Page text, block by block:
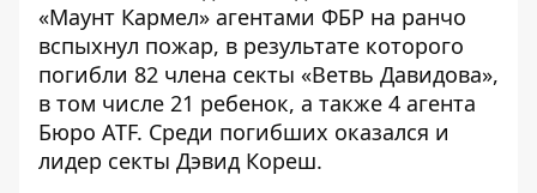
«Маунт Кармел» агентами ФБР на ранчо
вспыхнул пожар, в результате которого
погибли 82 члена секты «Ветвь Давидова»,
в том числе 21 ребенок, а также 4 агента
Бюро ATF. Среди погибших оказался и
лидер секты Дэвид Кореш.